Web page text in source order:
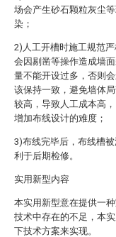
场会产生砂石颗粒灰尘
染；
2)人工开槽时施工规范
会因剔凿等操作造成墙
量不能开设过多，否则
该保持一致，避免墙体
较高，导致人工成本高
增加布线设计的难度；
3)布线完毕后，布线槽
利于后期检修。
实用新型内容
本实用新型意在提供一
技术中存在的不足，本
下技术方案来实现。